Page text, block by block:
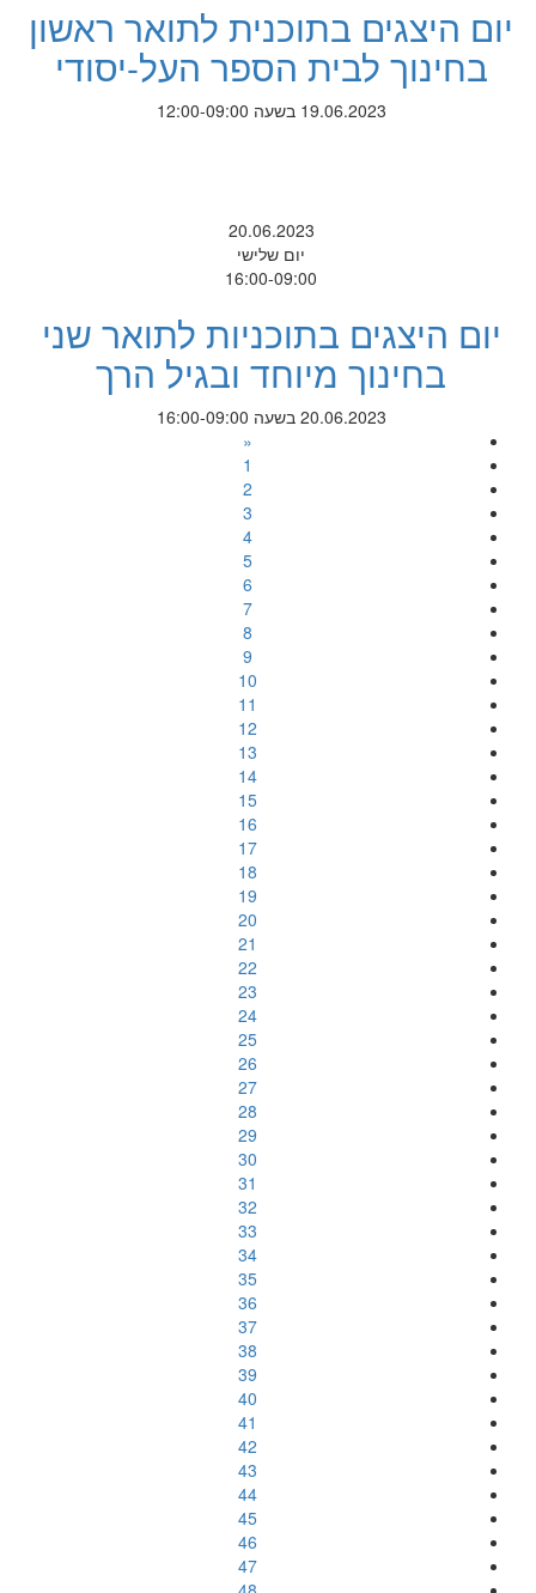
יום היצגים בתוכנית לתואר ראשון
בחינוך לבית הספר העל-יסודי
19.06.2023 בשעה 12:00-09:00
20.06.2023
יום שלישי
16:00-09:00
יום היצגים בתוכניות לתואר שני
בחינוך מיוחד ובגיל הרך
20.06.2023 בשעה 16:00-09:00
«
1
2
3
4
5
6
7
8
9
10
11
12
13
14
15
16
17
18
19
20
21
22
23
24
25
26
27
28
29
30
31
32
33
34
35
36
37
38
39
40
41
42
43
44
45
46
47